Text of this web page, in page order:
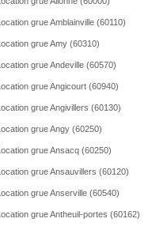
grue Amblainville (60110)
grue Amy (60310)
grue Andeville (60570)
grue Angicourt (60940)
grue Angivillers (60130)
grue Angy (60250)
grue Ansacq (60250)
grue Ansauvillers (60120)
grue Anserville (60540)
grue Antheuil-portes (60162)